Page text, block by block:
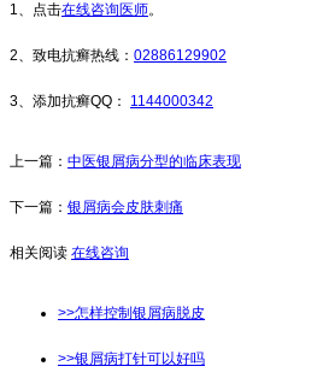
1、点击在线咨询医师。
2、致电抗癣热线： 02886129902
3、添加抗癣QQ： 1144000342
上一篇： 中医银屑病分型的临床表现
下一篇： 银屑病会皮肤刺痛
相关阅读 在线咨询
>>怎样控制银屑病脱皮
>>银屑病打针可以好吗